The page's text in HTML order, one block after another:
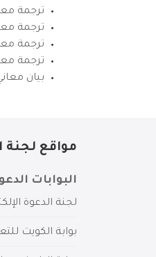
ترجمة
ترجمة
ترجمة
ترجمة
بيان
مواقع لجنة
البوابات
لجنة الدعوة
بوابة الكويت